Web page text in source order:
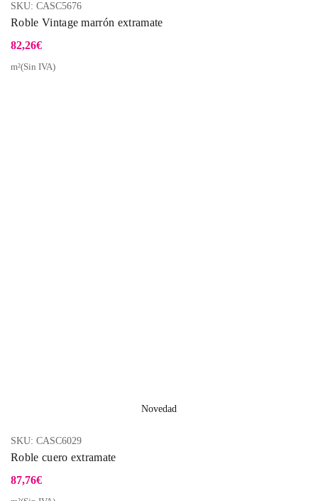
SKU: CASC5676
Roble Vintage marrón extramate
82,26€
m²(Sin IVA)
Novedad
SKU: CASC6029
Roble cuero extramate
87,76€